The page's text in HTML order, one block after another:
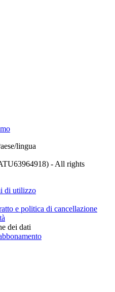
lingua
- All rights
di utilizzo
e politica di cancellazione
dei dati